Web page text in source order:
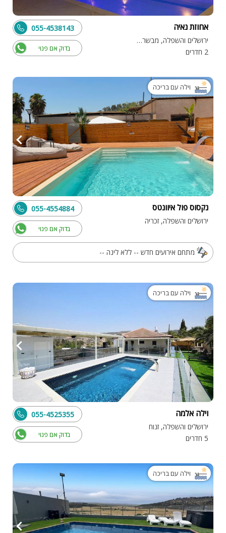
אחוזת נאיה
ירושלים והשפלה, מבשרת ציון
2 חדרים
בדוק אם פנוי
055-4538143
וילה עם בריכה
נקסוס פול איוונטס
ירושלים והשפלה, זכריה
בדוק אם פנוי
055-4554884
מתחם אירועים חדש -- ללא לינה --
וילה עם בריכה
וילה אלמה
ירושלים והשפלה, זנוח
5 חדרים
בדוק אם פנוי
055-4525355
וילה עם בריכה